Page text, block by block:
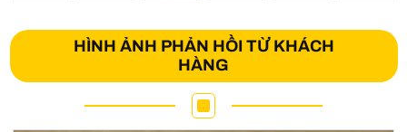
HÌNH ẢNH PHẢN HỒI TỪ KHÁCH
HÀNG